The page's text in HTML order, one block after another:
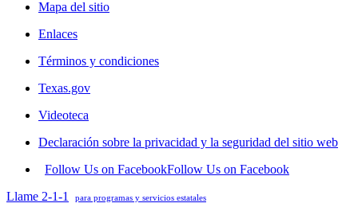
Mapa del sitio
Enlaces
Términos y condiciones
Texas.gov
Videoteca
Declaración sobre la privacidad y la seguridad del sitio web
Follow Us on FacebookFollow Us on Facebook
Llame 2-1-1
para programas y servicios estatales